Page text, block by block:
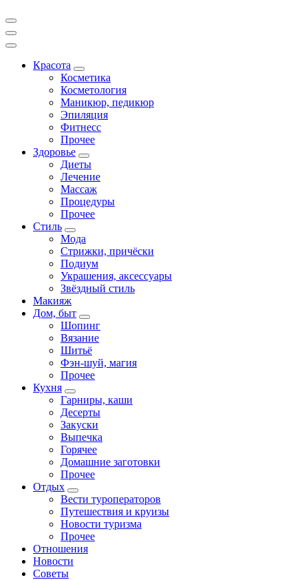
Красота
Косметика
Косметология
Маникюр, педикюр
Эпиляция
Фитнесс
Прочее
Здоровье
Диеты
Лечение
Массаж
Процедуры
Прочее
Стиль
Мода
Стрижки, причёски
Подиум
Украшения, аксессуары
Звёздный стиль
Макияж
Дом, быт
Шопинг
Вязание
Шитьё
Фэн-шуй, магия
Прочее
Кухня
Гарниры, каши
Десерты
Закуски
Выпечка
Горячее
Домашние заготовки
Прочее
Отдых
Вести туроператоров
Путешествия и круизы
Новости туризма
Прочее
Отношения
Новости
Советы